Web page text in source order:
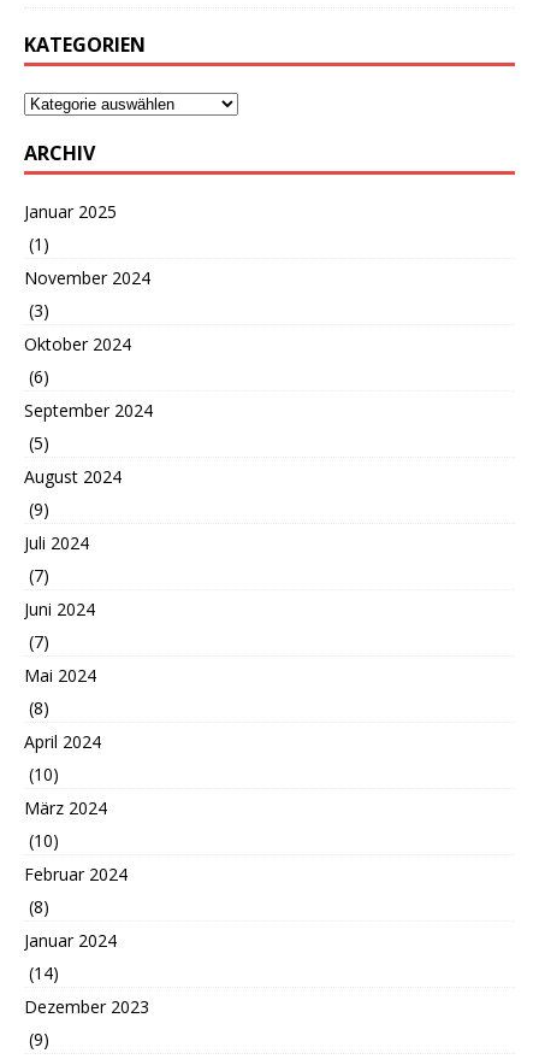
KATEGORIEN
ARCHIV
Januar 2025
(1)
November 2024
(3)
Oktober 2024
(6)
September 2024
(5)
August 2024
(9)
Juli 2024
(7)
Juni 2024
(7)
Mai 2024
(8)
April 2024
(10)
März 2024
(10)
Februar 2024
(8)
Januar 2024
(14)
Dezember 2023
(9)